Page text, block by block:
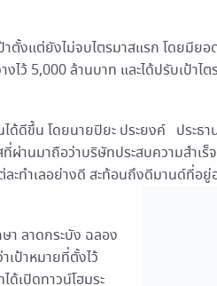
ตั้งแต่ยังไม่จบไตรมาสแรก โดยมีย
ไว้ 5,000 ล้านบาท และได้ปรับเป้าไ
ด้ดีขึ้น โดยนายปิยะ ประยงค์ ประธ
ผ่านมาถือว่าบริษัทประสบความสำเ
ะทำเลอย่างดี สะท้อนถึงดีมานด์ที่อ
ลาดกระบัง ฉลอง
เป้าหมายที่ตั้งไว้
เปิดทาวน์โฮมระ